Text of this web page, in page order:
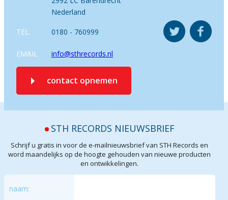
Nederland
TEL. 0180 - 760999
EMAIL info@sthrecords.nl
contact opnemen
STH RECORDS NIEUWSBRIEF
Schrijf u gratis in voor de e-mailnieuwsbrief van STH Records en
word maandelijks op de hoogte gehouden van nieuwe producten
en ontwikkelingen.
naam: